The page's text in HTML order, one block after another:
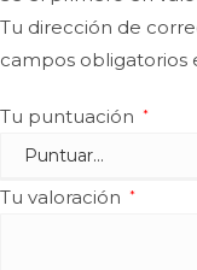
Tu dirección de
campos obligatorios
Tu puntuación *
Tu valoración *